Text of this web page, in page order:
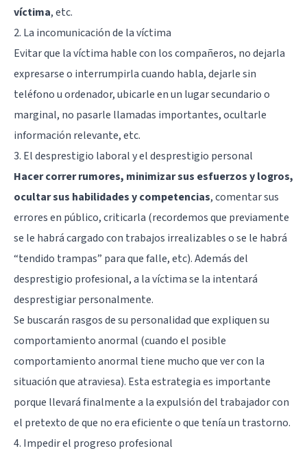
víctima, etc.
2. La incomunicación de la víctima
Evitar que la víctima hable con los compañeros, no dejarla
expresarse o interrumpirla cuando habla, dejarle sin
teléfono u ordenador, ubicarle en un lugar secundario o
marginal, no pasarle llamadas importantes, ocultarle
información relevante, etc.
3. El desprestigio laboral y el desprestigio personal
Hacer correr rumores, minimizar sus esfuerzos y logros,
ocultar sus habilidades y competencias, comentar sus
errores en público, criticarla (recordemos que previamente
se le habrá cargado con trabajos irrealizables o se le habrá
“tendido trampas” para que falle, etc). Además del
desprestigio profesional, a la víctima se la intentará
desprestigiar personalmente.
Se buscarán rasgos de su personalidad que expliquen su
comportamiento anormal (cuando el posible
comportamiento anormal tiene mucho que ver con la
situación que atraviesa). Esta estrategia es importante
porque llevará finalmente a la expulsión del trabajador con
el pretexto de que no era eficiente o que tenía un trastorno.
4. Impedir el progreso profesional